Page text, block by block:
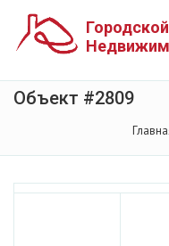
Объект #2809